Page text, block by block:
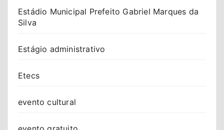
Estádio Municipal Prefeito Gabriel Marques da
Silva
Estágio administrativo
Etecs
evento cultural